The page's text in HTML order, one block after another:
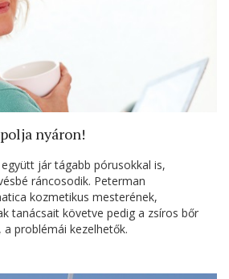
nyáron!
jár tágabb pórusokkal is,
ráncosodik. Peterman
kozmetikus mesterének,
tanácsait követve pedig a zsíros bőr
problémái kezelhetők.